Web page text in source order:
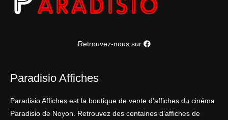
Retrouvez-nous sur
Paradisio Affiches
Paradisio Affiches est la boutique de vente d’affiches du cinéma
Paradisio de Noyon. Retrouvez des centaines d’affiches de